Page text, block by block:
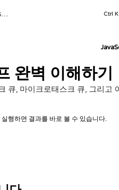
Ctrl K
완벽 이해하기
큐, 마이크로태스크 큐, 그리고
행하면 결과를 바로 볼 수 있습니다.